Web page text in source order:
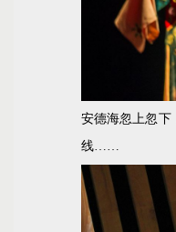
安德海忽上忽下
线……